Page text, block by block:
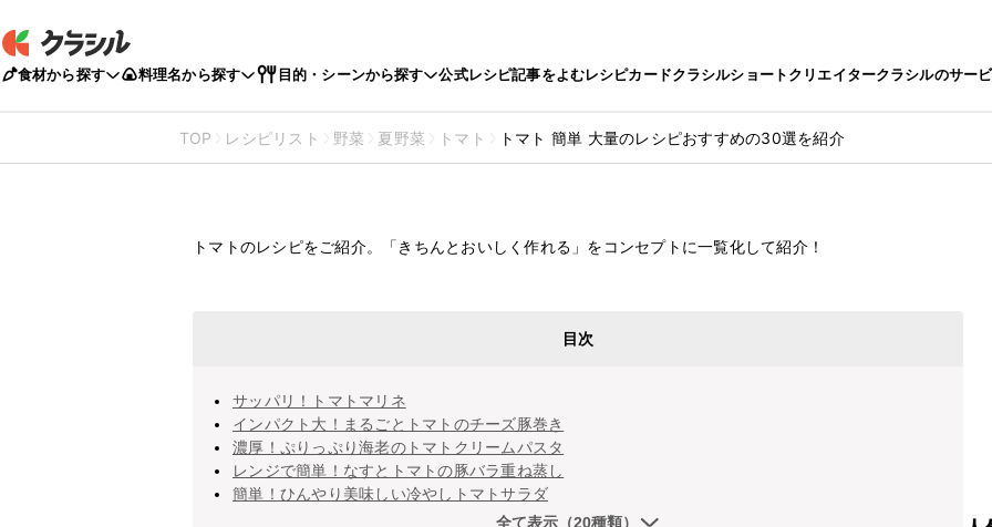
食材から探す 料理名から探す 目的・シーンから探す 公式レシピ記事をよむレシピカードクラシルショートクリエイタークラシルのサー
TOP レシピリスト 野菜 夏野菜 トマト トマト 簡単 大量のレシピおすすめの30選を紹介
大量のレシピおすすめの30選を紹介
トマトのレシピをご紹介。「きちんとおいしく作れる」をコンセプトに一覧化して紹介！
目次
サッパリ！トマトマリネ
インパクト大！まるごとトマトのチーズ豚巻き
濃厚！ぷりっぷり海老のトマトクリームパスタ
レンジで簡単！なすとトマトの豚バラ重ね蒸し
簡単！ひんやり美味しい冷やしトマトサラダ
全て表示（20種類）